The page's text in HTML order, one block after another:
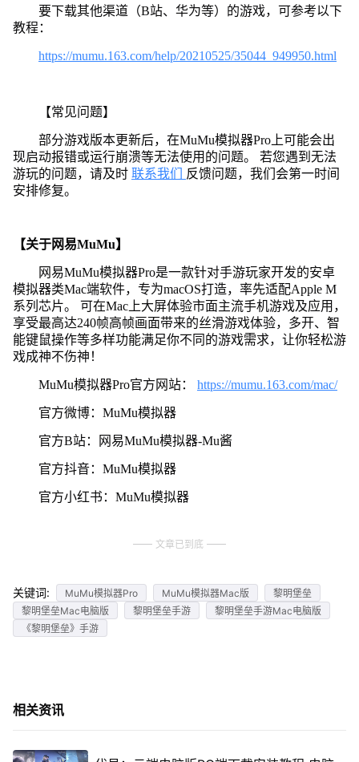
要下载其他渠道（B站、华为等）的游戏，可参考以下
教程：
https://mumu.163.com/help/20210525/35044_949950.html
【常见问题】
部分游戏版本更新后，在MuMu模拟器Pro上可能会出
现启动报错或运行崩溃等无法使用的问题。 若您遇到无法
游玩的问题，请及时 联系我们
反馈问题，我们会第一时间
安排修复。
【关于网易MuMu】
网易MuMu模拟器Pro是一款针对手游玩家开发的安卓
模拟器类Mac端软件，专为macOS打造，率先适配Apple M
系列芯片。 可在Mac上大屏体验市面主流手机游戏及应用，
享受最高达240帧高帧画面带来的丝滑游戏体验，多开、智
能键鼠操作等多样功能满足你不同的游戏需求，让你轻松游
戏成神不伤神！
MuMu模拟器Pro官方网站： https://mumu.163.com/mac/
官方微博：MuMu模拟器
官方B站：网易MuMu模拟器-Mu酱
官方抖音：MuMu模拟器
官方小红书：MuMu模拟器
文章已到底
关键词: MuMu模拟器Pro MuMu模拟器Mac版
黎明堡垒
黎明堡垒Mac电脑版
黎明堡垒手游
黎明堡垒手游Mac电脑版
《黎明堡垒》手游
相关资讯